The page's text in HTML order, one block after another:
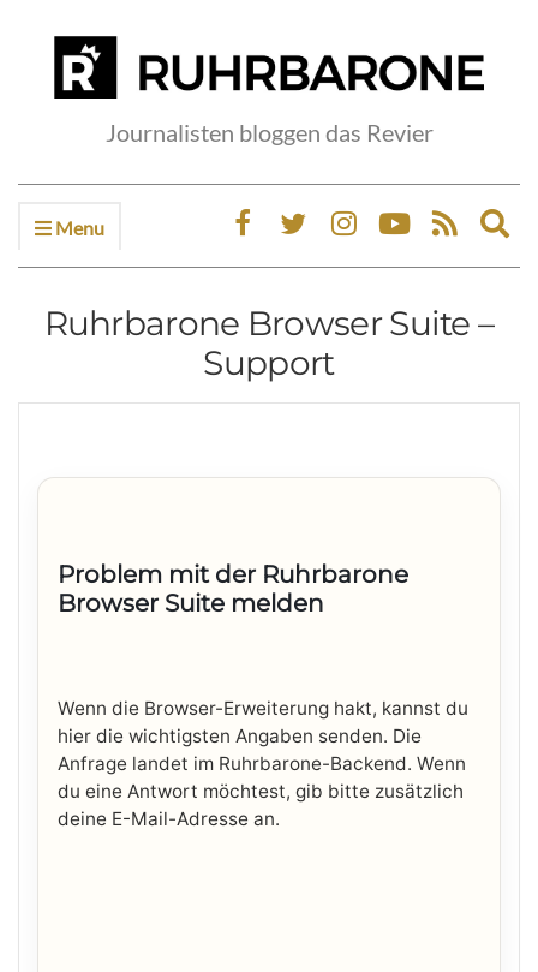
Journalisten bloggen das Revier
Menu
Ruhrbarone Browser Suite –
Support
Problem mit der Ruhrbarone
Browser Suite melden
Wenn die Browser-Erweiterung hakt, kannst du
hier die wichtigsten Angaben senden. Die
Anfrage landet im Ruhrbarone-Backend. Wenn
du eine Antwort möchtest, gib bitte zusätzlich
deine E-Mail-Adresse an.